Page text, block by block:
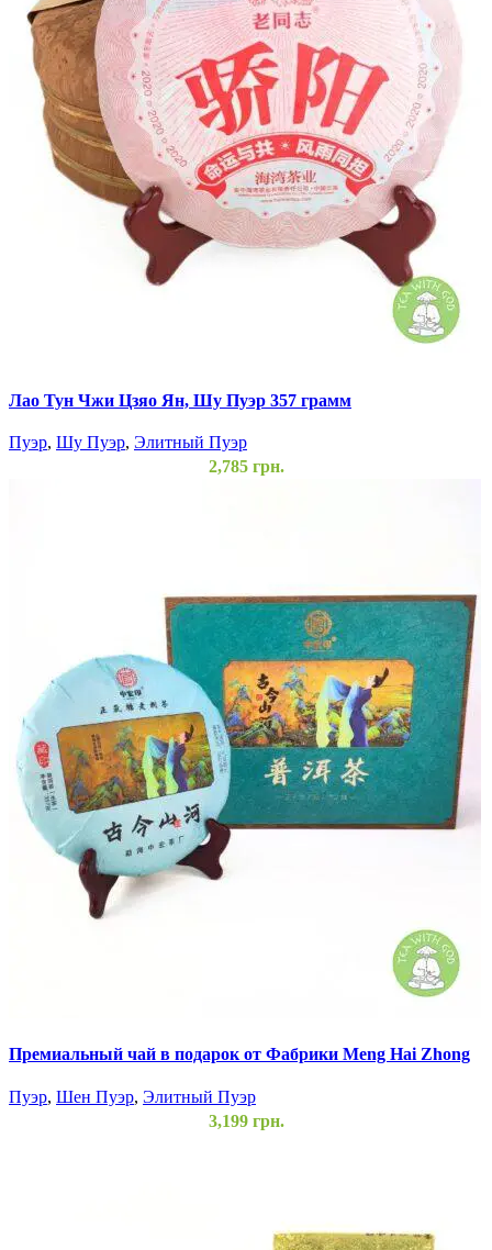
Лао Тун Чжи Цзяо Ян, Шу Пуэр 357 грамм
Пуэр, Шу Пуэр, Элитный Пуэр
2,785грн.
Премиальный чай в подарок от Фабрики Meng Hai Zhong
Пуэр, Шен Пуэр, Элитный Пуэр
3,199грн.